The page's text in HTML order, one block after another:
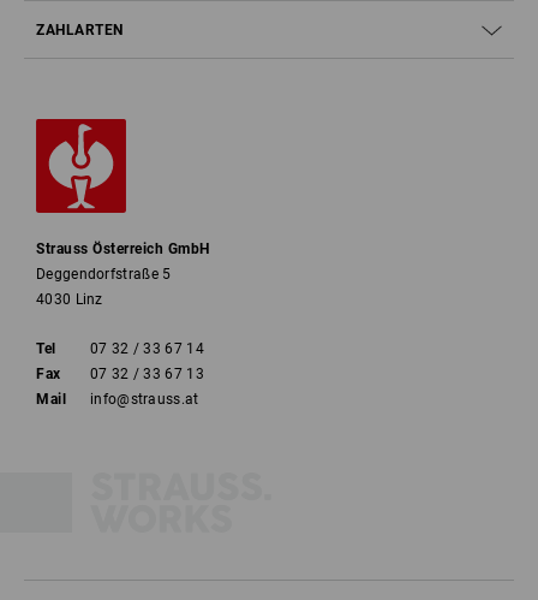
ZAHLARTEN
Strauss Österreich GmbH
Deggendorfstraße 5
4030 Linz
Tel
07 32 / 33 67 14
Fax
07 32 / 33 67 13
Mail
info@strauss.at